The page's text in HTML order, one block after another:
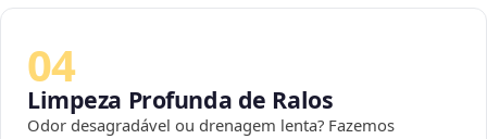
04
Limpeza Profunda de Ralos
Odor desagradável ou drenagem lenta? Fazemos